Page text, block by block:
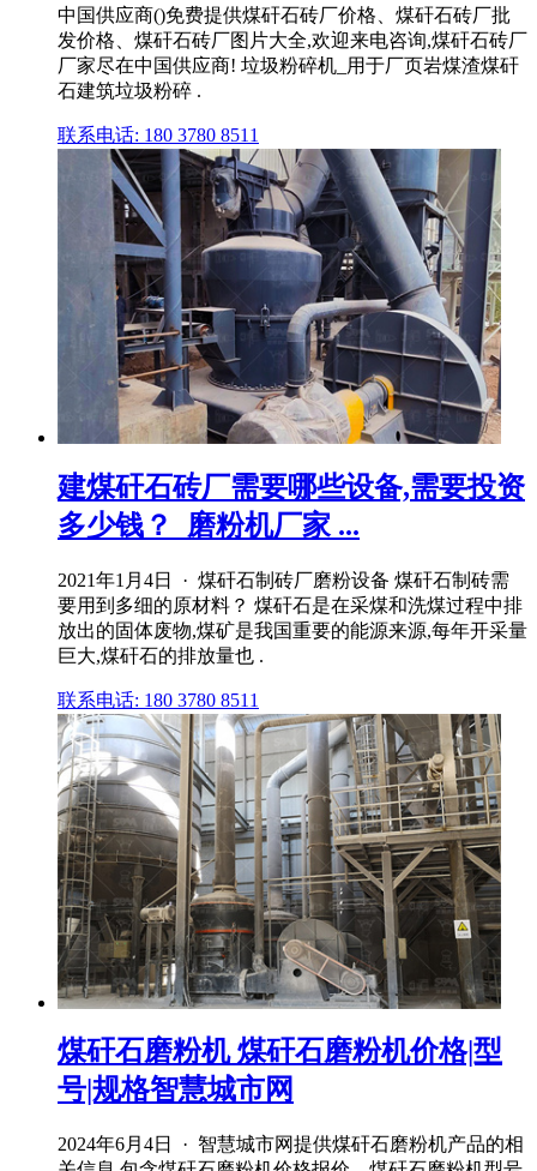
中国供应商()免费提供煤矸石砖厂价格、煤矸石砖厂批
发价格、煤矸石砖厂图片大全,欢迎来电咨询,煤矸石砖厂
厂家尽在中国供应商! 垃圾粉碎机_用于厂页岩煤渣煤矸
石建筑垃圾粉碎 .
联系电话: 180 3780 8511
建煤矸石砖厂需要哪些设备,需要投资
多少钱？_磨粉机厂家 ...
2021年1月4日 · 煤矸石制砖厂磨粉设备 煤矸石制砖需
要用到多细的原材料？ 煤矸石是在采煤和洗煤过程中排
放出的固体废物,煤矿是我国重要的能源来源,每年开采量
巨大,煤矸石的排放量也 .
联系电话: 180 3780 8511
煤矸石磨粉机 煤矸石磨粉机价格|型
号|规格智慧城市网
2024年6月4日 · 智慧城市网提供煤矸石磨粉机产品的相